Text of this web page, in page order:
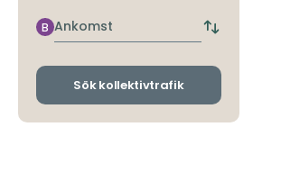
hållplats
Ankomst
B
Byt
och
Sök kollektivtrafik